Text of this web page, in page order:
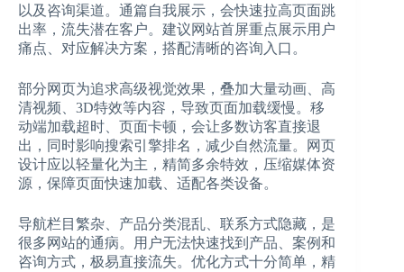
以及咨询渠道。通篇自我展示，会快速拉高页面跳
出率，流失潜在客户。建议网站首屏重点展示用户
痛点、对应解决方案，搭配清晰的咨询入口。
部分网页为追求高级视觉效果，叠加大量动画、高
清视频、3D特效等内容，导致页面加载缓慢。移
动端加载超时、页面卡顿，会让多数访客直接退
出，同时影响搜索引擎排名，减少自然流量。网页
设计应以轻量化为主，精简多余特效，压缩媒体资
源，保障页面快速加载、适配各类设备。
导航栏目繁杂、产品分类混乱、联系方式隐藏，是
很多网站的通病。用户无法快速找到产品、案例和
咨询方式，极易直接流失。优化方式十分简单，精